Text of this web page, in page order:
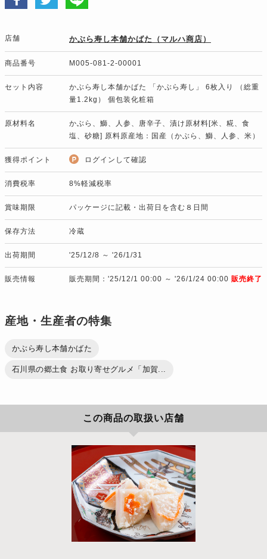
店舗 かぶら寿し本舗かばた（マルハ商店）
商品番号 M005-081-2-00001
セット内容
かぶら寿し本舗かばた 「かぶら寿し」 6枚入り （総重
量1.2kg） 個包装化粧箱
原材料名
かぶら、鰤、人参、唐辛子、漬け原材料[米、糀、食
塩、砂糖] 原料原産地：国産（かぶら、鰤、人参、米）
獲得ポイント ログインして確認
消費税率 8%軽減税率
賞味期限 パッケージに記載・出荷日を含む８日間
保存方法 冷蔵
出荷期間 '25/12/8 ～ '26/1/31
販売情報 販売期間：'25/12/1 00:00 ～ '26/1/24 00:00 販売終了
産地・生産者の特集
かぶら寿し本舗かばた
石川県の郷土食 お取り寄せグルメ「加賀...
この商品の取扱い店舗